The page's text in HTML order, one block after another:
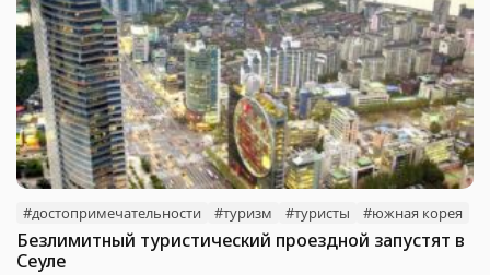
#достопримечательности #туризм #туристы #южная корея
Безлимитный туристический проездной запустят в
Сеуле